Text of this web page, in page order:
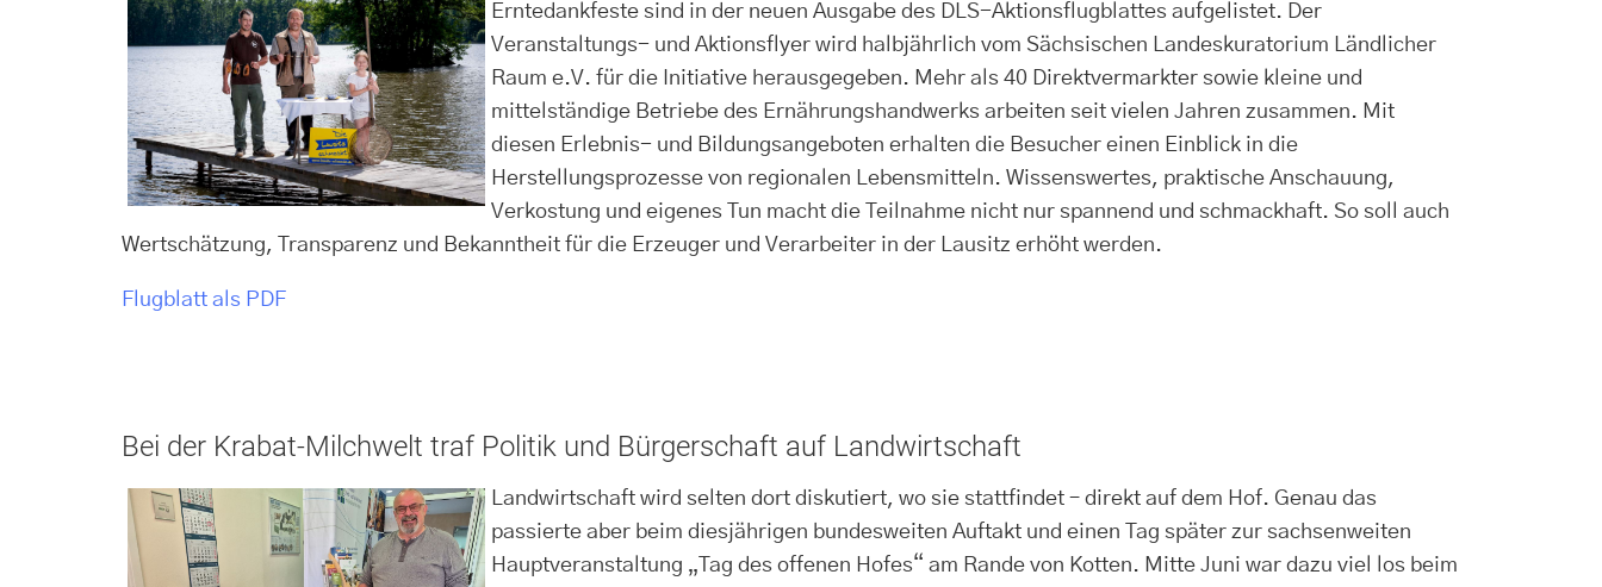
Erntedankfeste sind in der neuen Ausgabe des DLS-Aktionsflugblattes aufgelistet. Der
Veranstaltungs- und Aktionsflyer wird halbjährlich vom Sächsischen Landeskuratorium Ländlicher
Raum e.V. für die Initiative herausgegeben. Mehr als 40 Direktvermarkter sowie kleine und
mittelständige Betriebe des Ernährungshandwerks arbeiten seit vielen Jahren zusammen. Mit
diesen Erlebnis- und Bildungsangeboten erhalten die Besucher einen Einblick in die
Herstellungsprozesse von regionalen Lebensmitteln. Wissenswertes, praktische Anschauung,
Verkostung und eigenes Tun macht die Teilnahme nicht nur spannend und schmackhaft. So soll auch
Wertschätzung, Transparenz und Bekanntheit für die Erzeuger und Verarbeiter in der Lausitz erhöht werden.
Flugblatt als PDF
Bei der Krabat-Milchwelt traf Politik und Bürgerschaft auf Landwirtschaft
Landwirtschaft wird selten dort diskutiert, wo sie stattfindet – direkt auf dem Hof. Genau das
passierte aber beim diesjährigen bundesweiten Auftakt und einen Tag später zur sachsenweiten
Hauptveranstaltung „Tag des offenen Hofes“ am Rande von Kotten. Mitte Juni war dazu viel los beim